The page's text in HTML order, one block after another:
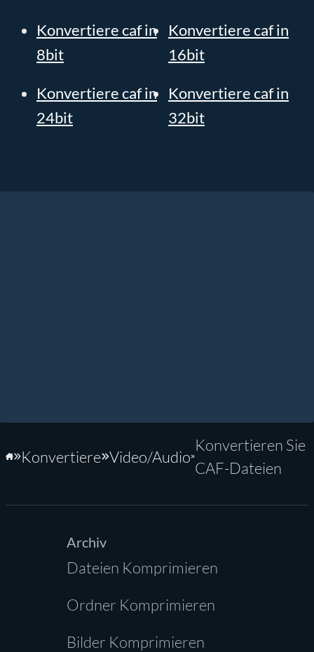
Konvertiere caf in
8bit
Konvertiere caf in
16bit
Konvertiere caf in
24bit
Konvertiere caf in
32bit
Startseite
Konvertiere Video/Audio
Konvertieren Sie
CAF-Dateien
Archiv
Dateien Komprimieren
Ordner Komprimieren
Bilder Komprimieren